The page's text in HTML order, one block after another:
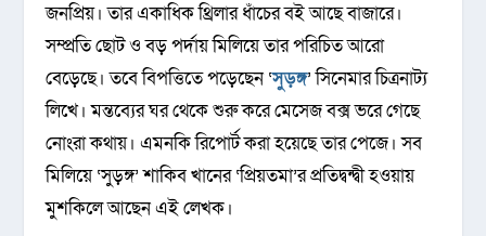
জনপ্রিয়। তার একাধিক থ্রিলার ধাঁচের বই আছে বাজারে।
সম্প্রতি ছোট ও বড় পর্দায় মিলিয়ে তার পরিচিত আরো
বেড়েছে। তবে বিপত্তিতে পড়েছেন ‘সুড়ঙ্গ’ সিনেমার চিত্রনাট্য
লিখে। মন্তব্যের ঘর থেকে শুরু করে মেসেজ বক্স ভরে গেছে
নোংরা কথায়। এমনকি রিপোর্ট করা হয়েছে তার পেজে। সব
মিলিয়ে ‘সুড়ঙ্গ’ শাকিব খানের ‘প্রিয়তমা’র প্রতিদ্বন্দ্বী হওয়ায়
মুশকিলে আছেন এই লেখক।